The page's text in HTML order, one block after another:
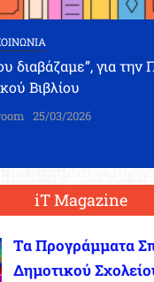
διαβάζαμε”, για την
Βιβλίου
25/03/2026
iT Magazine
Τα Προγράμματα
Δημοτικού